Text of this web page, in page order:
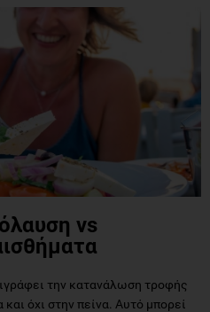
vs
την κατανάλωση τροφής
όχι στην πείνα. Αυτό μπορεί